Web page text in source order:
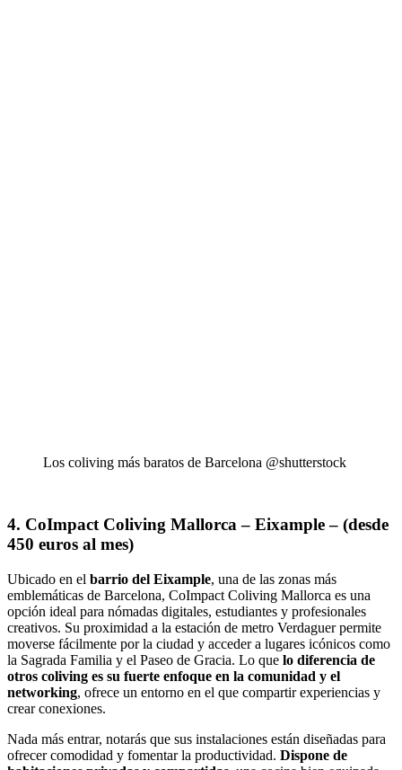
Los coliving más baratos de Barcelona @shutterstock
4. CoImpact Coliving Mallorca – Eixample – (desde
450 euros al mes)
Ubicado en el barrio del Eixample, una de las zonas más
emblemáticas de Barcelona, CoImpact Coliving Mallorca es una
opción ideal para nómadas digitales, estudiantes y profesionales
creativos. Su proximidad a la estación de metro Verdaguer permite
moverse fácilmente por la ciudad y acceder a lugares icónicos como
la Sagrada Familia y el Paseo de Gracia. Lo que lo diferencia de
otros coliving es su fuerte enfoque en la comunidad y el
networking, ofrece un entorno en el que compartir experiencias y
crear conexiones.
Nada más entrar, notarás que sus instalaciones están diseñadas para
ofrecer comodidad y fomentar la productividad. Dispone de